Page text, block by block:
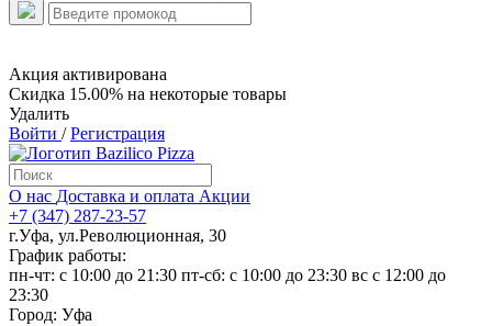
Акция активирована
Скидка 15.00% на некоторые товары
Удалить
Войти /Регистрация
О нас Доставка и оплата Акции
+7 (347) 287-23-57
г.Уфа, ул.Революционная, 30
График работы:
пн-чт: c 10:00 до 21:30 пт-сб: c 10:00 до 23:30 вс с 12:00 до
23:30
Город: Уфа